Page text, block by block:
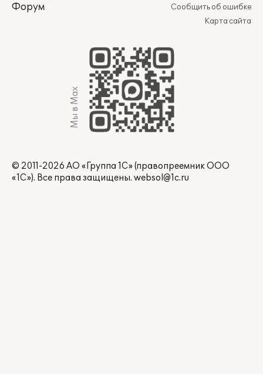
Форум
Сообщить об ошибке
Карта сайта
Мы в Max
© 2011-2026 АО «Группа 1С» (правопреемник ООО
«1С»). Все права защищены. websol@1c.ru